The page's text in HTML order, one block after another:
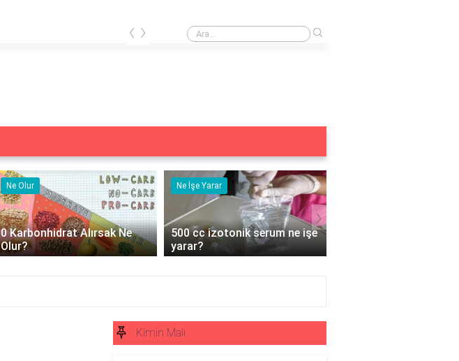
Taktiksel kentleşmenin temel ilkeleri
‹ ›
Ne İşe Yarar
500 cc izotonik serum ne işe
yarar?
Ne İşe Yarar
5 duyu organımız ne işe
yarar?
›
Kimin Malı